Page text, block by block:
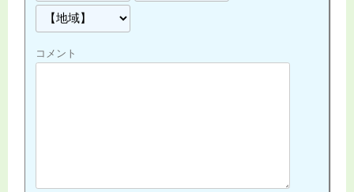
コメント